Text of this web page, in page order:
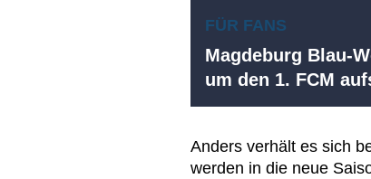
FÜR FANS
Magdeburg Blau-
um den 1. FCM
Anders verhält es sich
werden in die neue